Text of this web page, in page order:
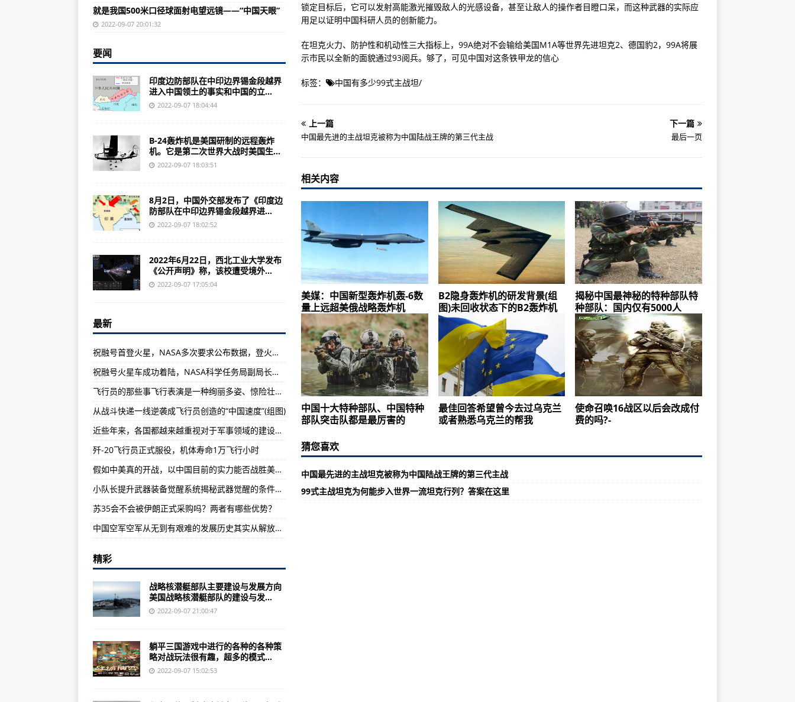
印度边防部队阻挠中国领土主权多次阻挠中方修路(图)
B-24“解放者”绰号由来，亚洲广大海空战场的空中霸王
印度边防部队越过中印边界锡金段越界进入中国领土(图)
第二梯队就当属法国和日本了？日本实力远超法国
国内研究机构将重心重新转移为有托枪突击步枪的几率将大大提高
国家计算机病毒应急处理中心和360公司发布关于西北工业大学遭受境外网络攻击的调查报告
美国在二战期间的十大飞机制造企业是什么样的？
美海军某部驱逐舰基地仅以叙利亚内战为例，美国海军某军港海军
飞行员的那些事飞行表演是一种绚丽多姿、惊险壮美的特技飞行
本世纪美国海军最大规模是最为夸张的扩军计划(图)
从战斗快递一线逆袭成飞行员创造的“中国速度”(组图)
中世纪奇门武器博览文，你绝对不会失望的。。
中国海军王伟离开16年后被授予“海空卫士”
“特战小队长的战争”——特战小队的作用
《攻壳机动队:SAC_2045》主角草雉素子正面形象曝光
美媒：中国新型轰炸机轰-6数量上远超美俄战略轰炸机
揭秘奥匈帝国：火力掩护抱机枪冲锋在前成功营救战友
美媒：2019年度世界主战坦克五大排行榜中国99A主战
祝融号首登火星，NASA多次要求公布数据，登火对人类意味着什么？
锁定目标后，它可以发射高能激光摧毁敌人的光感设备，甚至让敌人的操作者目瞪口呆，而这种武器的实际应
用足以证明中国科研人员的创新能力。
在坦克火力、防护性和机动性三大指标上，99A绝对不会输给美国M1A等世界先进坦克2、德国豹2，99A将展
示市民以全新的面貌通过93阅兵。够了，可见中国对这条铁甲龙的信心
标签： 中国有多少99式主战坦/
上一篇
中国最先进的主战坦克被称为中国陆战王牌的第三代主战
下一篇
最后一页
相关内容
美媒：中国新型轰炸机轰-6数
量上远超美俄战略轰炸机
B2隐身轰炸机的研发背景(组
图)未回收状态下的B2轰炸机
揭秘中国最神秘的特种部队特
种部队：国内仅有5000人
中国十大特种部队、中国特种
部队突击队都是最厉害的
最佳回答希望曾今去过乌克兰
或者熟悉乌克兰的帮我
使命召唤16战区以后会改成付
费的吗?-
猜您喜欢
中国最先进的主战坦克被称为中国陆战王牌的第三代主战
99式主战坦克为何能步入世界一流坦克行列？答案在这里
就是我国500米口径球面射电望远镜——“中国天眼”
2022-09-07 20:01:32
要闻
印度边防部队在中印边界锡金段越界
进入中国领土的事实和中国的立...
2022-09-07 18:04:44
B-24轰炸机是美国研制的远程轰炸
机。它是第二次世界大战时美国生...
2022-09-07 18:03:51
8月2日，中国外交部发布了《印度边
防部队在中印边界锡金段越界进...
2022-09-07 18:02:52
2022年6月22日，西北工业大学发布
《公开声明》称，该校遭受境外...
2022-09-07 17:05:04
最新
祝融号首登火星，NASA多次要求公布数据，登火对人类意味着什么？
祝融号火星车成功着陆，NASA科学任务局副局长托马斯·祖布第一
飞行员的那些事飞行表演是一种绚丽多姿、惊险壮美的特技飞行
从战斗快递一线逆袭成飞行员创造的“中国速度”(组图)
近些年来，各国都越来越重视对于军事领域的建设，重视
歼-20飞行员正式服役，机体寿命1万飞行小时
假如中美真的开战，以中国目前的实力能否战胜美国？
小队长提升武器装备觉醒系统揭秘武器觉醒的条件及条件解析
苏35会不会被伊朗正式采购吗？两者有哪些优势？
中国空军空军从无到有艰难的发展历史其实从解放战争初期就开始
精彩
战略核潜艇部队主要建设与发展方向
美国战略核潜艇部队的建设与发...
2022-09-07 21:00:47
躺平三国游戏中进行的各种的各种策
略对战玩法很有趣，超多的模式...
2022-09-07 15:02:53